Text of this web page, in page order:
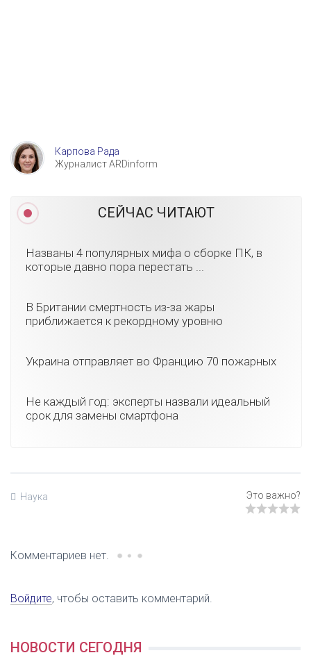
Карпова Рада
Журналист ARDinform
СЕЙЧАС ЧИТАЮТ
Названы 4 популярных мифа о сборке ПК, в
которые давно пора перестать ...
В Британии смертность из-за жары
приближается к рекордному уровню
Украина отправляет во Францию 70 пожарных
Не каждый год: эксперты назвали идеальный
срок для замены смартфона
Наука
Комментариев нет.
Войдите, чтобы оставить комментарий.
НОВОСТИ СЕГОДНЯ